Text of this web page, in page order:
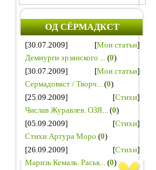
ОД СЁРМАДКСТ
[30.07.2009] [Мои статьи]
Демиурги эрзянского ... (0)
[30.07.2009]
[Мои статьи]
Сермадовкст / Творч... (0)
[25.09.2009]
[Стихи]
Числав Журавлев. ОЗЯ... (0)
[05.09.2009]
[Стихи]
Стихи Артура Моро (0)
[26.09.2009]
[Стихи]
Маризь Кемаль. Раськ... (0)